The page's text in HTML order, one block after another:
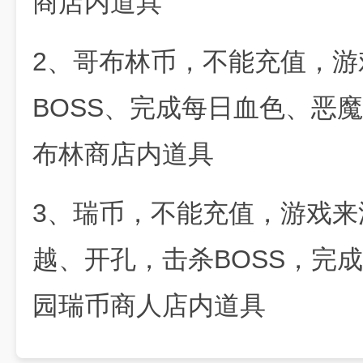
2、哥布林币，不能充值，
BOSS、完成每日血色、恶
布林商店内道具
3、瑞币，不能充值，游戏
越、开孔，击杀BOSS，完
园瑞币商人店内道具